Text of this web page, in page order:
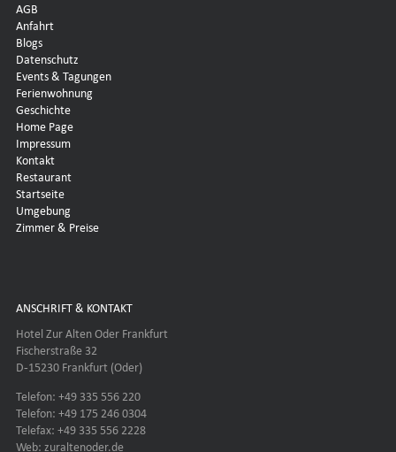
AGB
Anfahrt
Blogs
Datenschutz
Events & Tagungen
Ferienwohnung
Geschichte
Home Page
Impressum
Kontakt
Restaurant
Startseite
Umgebung
Zimmer & Preise
ANSCHRIFT & KONTAKT
Hotel Zur Alten Oder Frankfurt
Fischerstraße 32
D-15230 Frankfurt (Oder)
Telefon: +49 335 556 220
Telefon: +49 175 246 0304
Telefax: +49 335 556 2228
Web: zuraltenoder.de